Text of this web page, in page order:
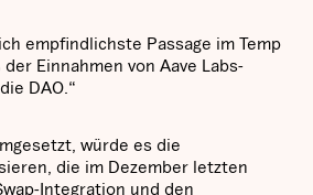
empfindlichste Passage im Temp
Einnahmen von Aave Labs-
DAO.“
würde es die
die im Dezember letzten
Integration und den